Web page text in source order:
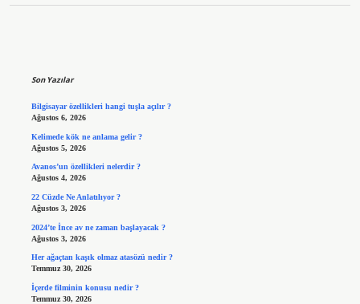
Son Yazılar
Bilgisayar özellikleri hangi tuşla açılır ?
Ağustos 6, 2026
Kelimede kök ne anlama gelir ?
Ağustos 5, 2026
Avanos’un özellikleri nelerdir ?
Ağustos 4, 2026
22 Cüzde Ne Anlatılıyor ?
Ağustos 3, 2026
2024’te İnce av ne zaman başlayacak ?
Ağustos 3, 2026
Her ağaçtan kaşık olmaz atasözü nedir ?
Temmuz 30, 2026
İçerde filminin konusu nedir ?
Temmuz 30, 2026